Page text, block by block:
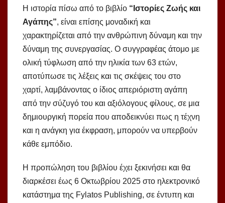
Η ιστορία πίσω από το βιβλίο “Ιστορίες Ζωής και
Αγάπης”, είναι επίσης μοναδική και
χαρακτηρίζεται από την ανθρώπινη δύναμη και την
δύναμη της συνεργασίας. Ο συγγραφέας άτομο με
ολική τύφλωση από την ηλικία των 63 ετών,
αποτύπωσε τις λέξεις και τις σκέψεις του στο
χαρτί, λαμβάνοντας ο ίδιος απεριόριστη αγάπη
από την σύζυγό του και αξιόλογους φίλους, σε μια
δημιουργική πορεία που αποδεικνύει πως η τέχνη
και η ανάγκη για έκφραση, μπορούν να υπερβούν
κάθε εμπόδιο.
Η προπώληση του βιβλίου έχει ξεκινήσει και θα
διαρκέσει έως 6 Οκτωβρίου 2025 στο ηλεκτρονικό
κατάστημα της Fylatos Publishing, σε έντυπη και